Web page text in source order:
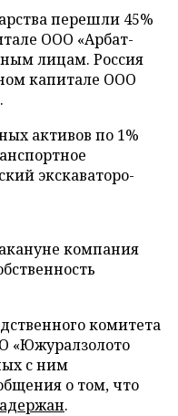
перешли 45%
ООО «Арбат-
лицам. Россия
капитале ООО
активов по 1%
экскаваторо-
компания
комитета
«Южуралзолото
с ним
о том, что
.